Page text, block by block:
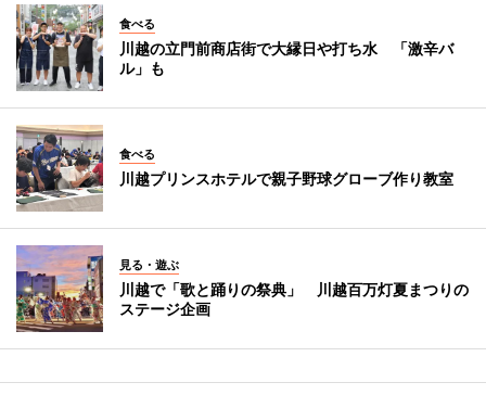
食べる
川越の立門前商店街で大縁日や打ち水 「激辛バ
ル」も
食べる
川越プリンスホテルで親子野球グローブ作り教室
見る・遊ぶ
川越で「歌と踊りの祭典」 川越百万灯夏まつりの
ステージ企画